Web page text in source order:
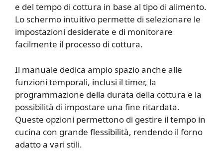
e del tempo di cottura in base al tipo di alimento.
Lo schermo intuitivo permette di selezionare le
impostazioni desiderate e di monitorare
facilmente il processo di cottura.
Il manuale dedica ampio spazio anche alle
funzioni temporali, inclusi il timer, la
programmazione della durata della cottura e la
possibilità di impostare una fine ritardata.
Queste opzioni permettono di gestire il tempo in
cucina con grande flessibilità, rendendo il forno
adatto a vari stili.